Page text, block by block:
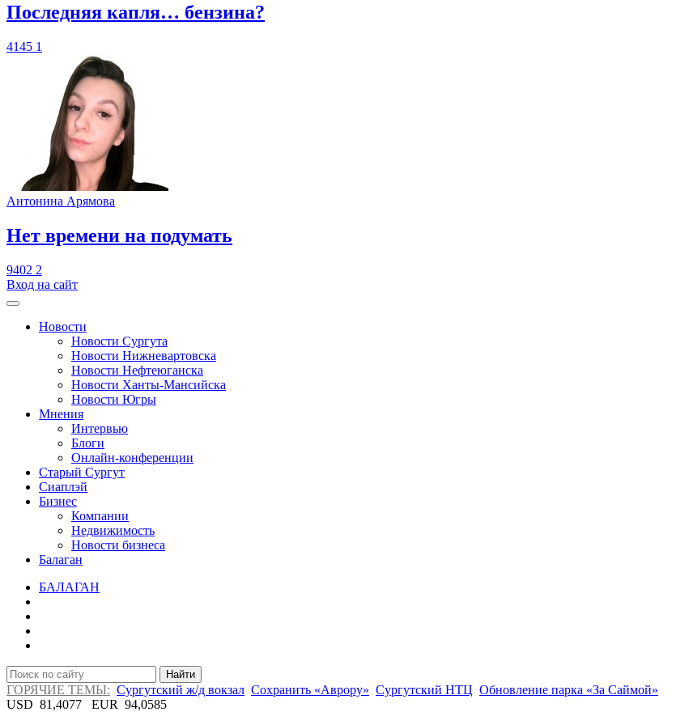
​Последняя капля… бензина?
4145 1
Антонина Арямова
​Нет времени на подумать
9402 2
Вход на сайт
Новости
Новости Сургута
Новости Нижневартовска
Новости Нефтеюганска
Новости Ханты-Мансийска
Новости Югры
Мнения
Интервью
Блоги
Онлайн-конференции
Старый Сургут
Сиаплэй
Бизнес
Компании
Недвижимость
Новости бизнеса
Балаган
БАЛАГАН
Найти
ГОРЯЧИЕ ТЕМЫ: Сургутский ж/д вокзал Сохранить «Аврору» Сургутский НТЦ Обновление парка «За Саймой»
USD 81,4077 EUR 94,0585